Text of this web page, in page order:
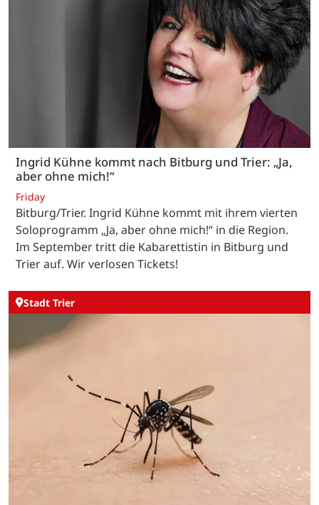
Ingrid Kühne kommt nach Bitburg und Trier: „Ja,
aber ohne mich!“
Friday
Bitburg/Trier. Ingrid Kühne kommt mit ihrem vierten
Soloprogramm „Ja, aber ohne mich!“ in die Region.
Im September tritt die Kabarettistin in Bitburg und
Trier auf. Wir verlosen Tickets!
Stadt Trier